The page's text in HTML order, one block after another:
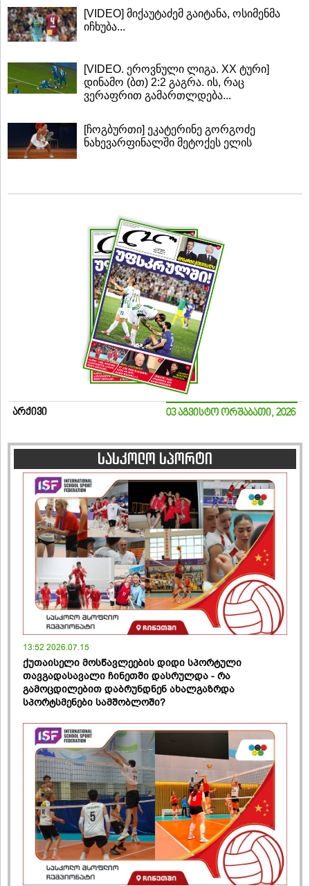
[VIDEO] მიქაუტაძემ გაიტანა, ოსიმენმა
იჩხუბა...
[VIDEO. ეროვნული ლიგა. XX ტური]
დინამო (ბთ) 2:2 გაგრა. ის, რაც
ვერაფრით გამართლდება...
[ჩოგბურთი] ეკატერინე გორგოძე
ნახევარფინალში მეტოქეს ელის
არქივი 03 აგვისტო ორშაბათი, 2026
სასკოლო სპორტი
13:52 2026.07.15
ქუთაისელი მოსწავლეების დიდი სპორტული
თავგადასავალი ჩინეთში დასრულდა - რა
გამოცდილებით დაბრუნდნენ ახალგაზრდა
სპორტსმენები სამშობლოში?